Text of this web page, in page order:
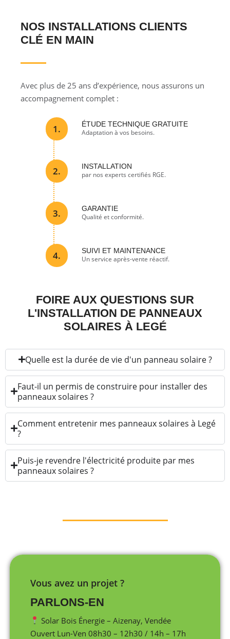
NOS INSTALLATIONS CLIENTS
CLÉ EN MAIN
Avec plus de 25 ans d’expérience, nous assurons un
accompagnement complet :
1. ÉTUDE TECHNIQUE GRATUITE
Adaptation à vos besoins.
2. INSTALLATION
par nos experts certifiés RGE.
3. GARANTIE
Qualité et conformité.
4. SUIVI ET MAINTENANCE
Un service après-vente réactif.
FOIRE AUX QUESTIONS SUR
L'INSTALLATION DE PANNEAUX
SOLAIRES À LEGÉ
Quelle est la durée de vie d'un panneau solaire ?
Faut-il un permis de construire pour installer des
panneaux solaires ?
Comment entretenir mes panneaux solaires à Legé
?
Puis-je revendre l'électricité produite par mes
panneaux solaires ?
Vous avez un projet ?
PARLONS-EN
Solar Bois Énergie – Aizenay, Vendée
Ouvert Lun-Ven 08h30 – 12h30 / 14h – 17h